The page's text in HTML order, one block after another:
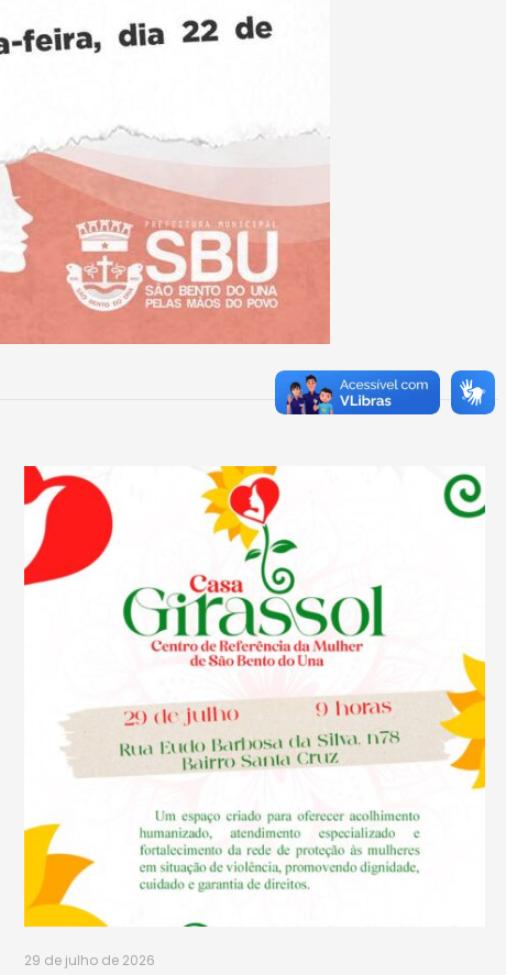
29 de julho de 2026